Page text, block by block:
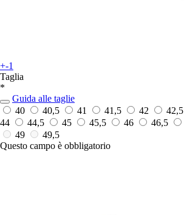
+-1
Taglia
*
Guida alle taglie
40
40,5 41 41,5 42 42,5
44
44,5 45 45,5 46 46,5
49
49,5
Questo campo è obbligatorio